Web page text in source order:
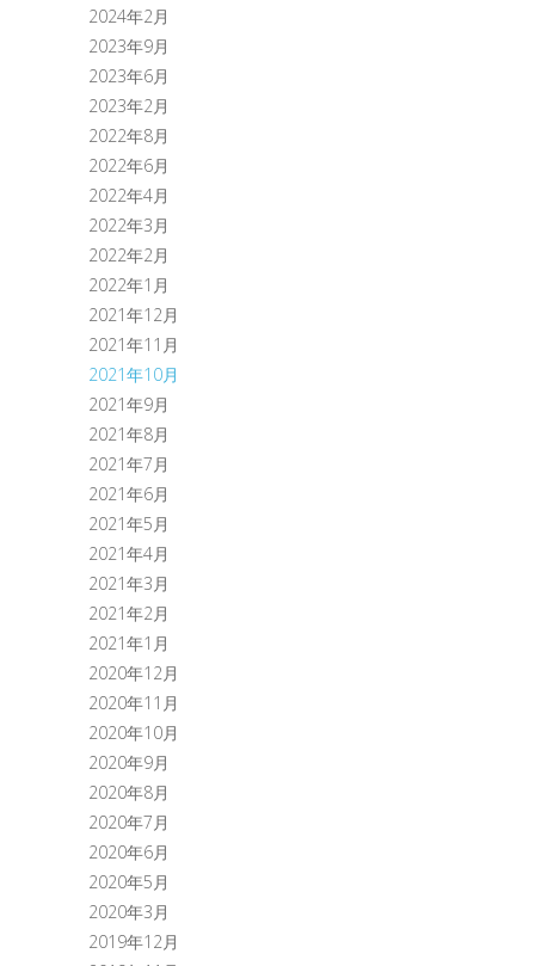
2024年2月
2023年9月
2023年6月
2023年2月
2022年8月
2022年6月
2022年4月
2022年3月
2022年2月
2022年1月
2021年12月
2021年11月
2021年10月
2021年9月
2021年8月
2021年7月
2021年6月
2021年5月
2021年4月
2021年3月
2021年2月
2021年1月
2020年12月
2020年11月
2020年10月
2020年9月
2020年8月
2020年7月
2020年6月
2020年5月
2020年3月
2019年12月